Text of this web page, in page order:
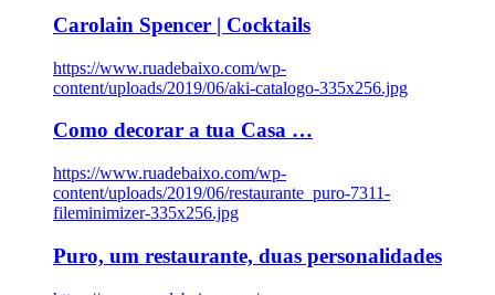
Carolain Spencer | Cocktails
https://www.ruadebaixo.com/wp-
content/uploads/2019/06/aki-catalogo-335x256.jpg
Como decorar a tua Casa …
https://www.ruadebaixo.com/wp-
content/uploads/2019/06/restaurante_puro-7311-
fileminimizer-335x256.jpg
Puro, um restaurante, duas personalidades